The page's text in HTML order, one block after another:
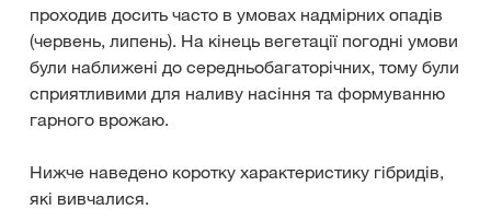
проходив досить часто в умовах надмірних опадів
(червень, липень). На кінець вегетації погодні умови
були наближені до середньобагаторічних, тому були
сприятливими для наливу насіння та формуванню
гарного врожаю.
Нижче наведено коротку характеристику гібридів,
які вивчалися.